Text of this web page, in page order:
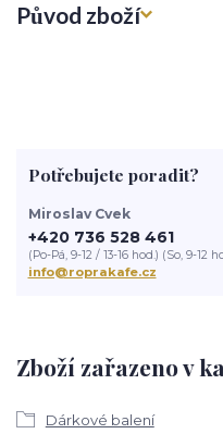
Původ zboží
Zboží zařazeno v
Dárkové balení
Potřebujete poradit?
Miroslav Cvek
+420 736 528 461
(Po-Pá, 9-12 / 13-16 hod.) (So, 9-12
info@roprakafe.cz